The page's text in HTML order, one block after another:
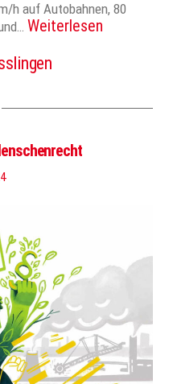
h auf Autobahnen, 80
Weiterlesen